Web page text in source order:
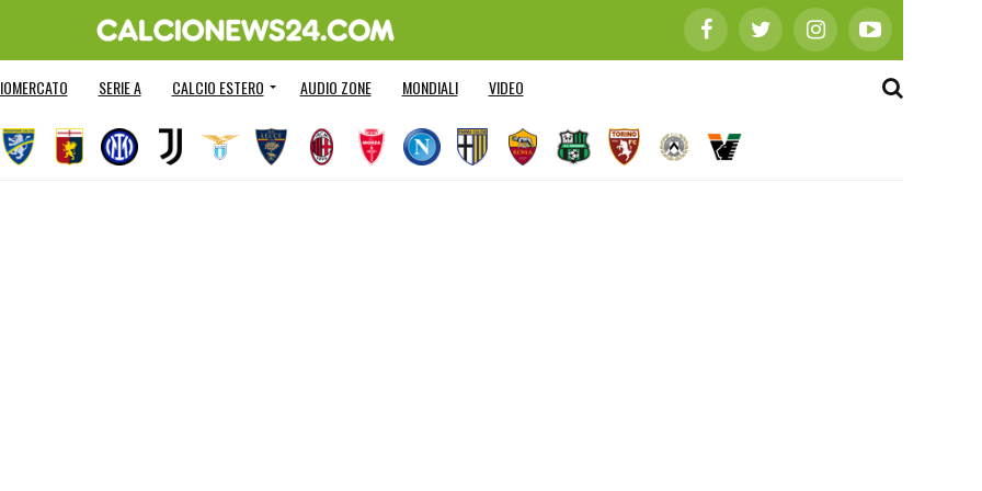
SERIE A CALCIO ESTERO AUDIO ZONE MONDIALI VIDEO